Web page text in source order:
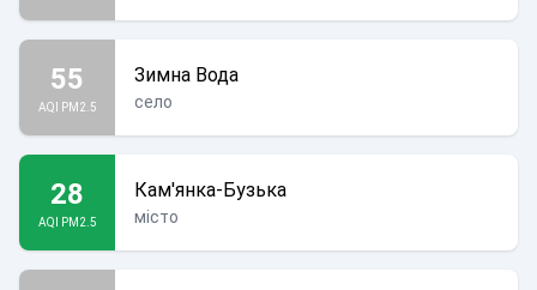
55
AQI PM2.5
Зимна Вода
село
28
AQI PM2.5
Кам'янка-Бузька
місто